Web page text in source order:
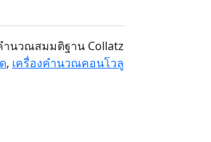
ำนวณสมมติฐาน Collatz
, เครื่องคำนวณคอนโวลู